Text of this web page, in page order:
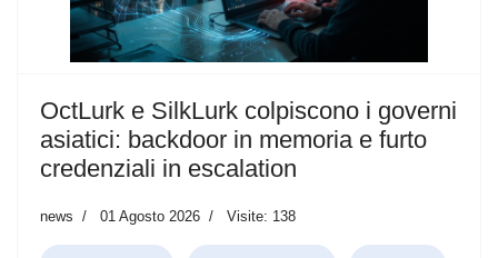
OctLurk e SilkLurk colpiscono i governi
asiatici: backdoor in memoria e furto
credenziali in escalation
news 01 Agosto 2026 Visite: 138